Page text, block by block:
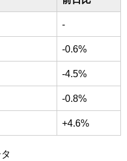
-
-0.6%
-4.5%
-0.8%
+4.6%